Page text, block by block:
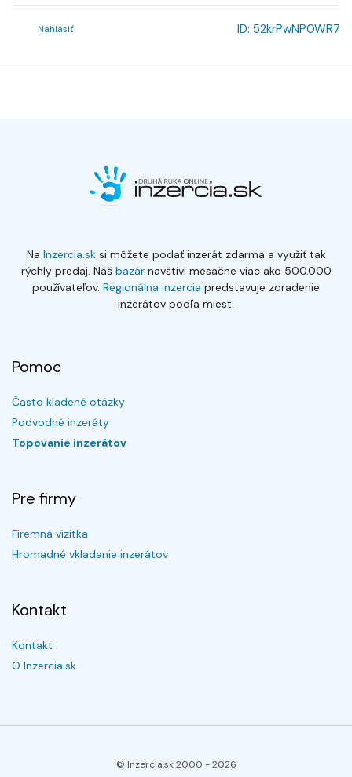
Nahlásiť ID: 52krPwNP0WR7
Na Inzercia.sksi môžete podať inzerát zdarma a využiť tak
rýchly predaj. Náš bazárnavštívi mesačne viac ako 500.000
používateľov. Regionálna inzercia predstavuje zoradenie
inzerátov podľa miest.
Pomoc
Často kladené otázky
Podvodné inzeráty
Topovanie inzerátov
Pre firmy
Firemná vizitka
Hromadné vkladanie inzerátov
Kontakt
Kontakt
O Inzercia.sk
© Inzercia.sk 2000 -2026